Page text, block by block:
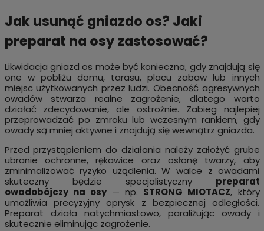
Jak usunąć gniazdo os? Jaki
preparat na osy zastosować?
Likwidacja gniazd os może być konieczna, gdy znajdują się
one w pobliżu domu, tarasu, placu zabaw lub innych
miejsc użytkowanych przez ludzi. Obecność agresywnych
owadów stwarza realne zagrożenie, dlatego warto
działać zdecydowanie, ale ostrożnie. Zabieg najlepiej
przeprowadzać po zmroku lub wczesnym rankiem, gdy
owady są mniej aktywne i znajdują się wewnątrz gniazda.
Przed przystąpieniem do działania należy założyć grube
ubranie ochronne, rękawice oraz osłonę twarzy, aby
zminimalizować ryzyko użądlenia. W walce z owadami
skuteczny będzie specjalistyczny preparat
owadobójczy na osy— np. STRONG MIOTACZ, który
umożliwia precyzyjny oprysk z bezpiecznej odległości.
Preparat działa natychmiastowo, paraliżując owady i
skutecznie eliminując zagrożenie.